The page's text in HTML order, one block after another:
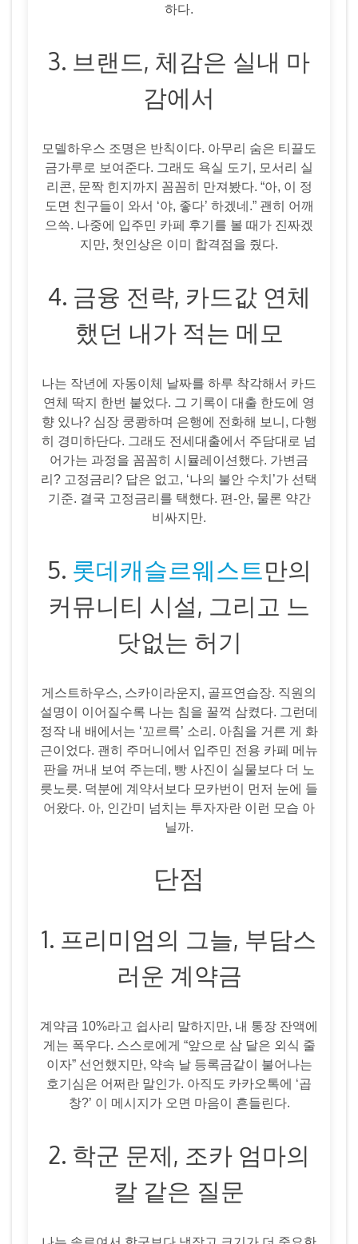
하다.
3. 브랜드, 체감은 실내 마
감에서
모델하우스 조명은 반칙이다. 아무리 숨은 티끌도
금가루로 보여준다. 그래도 욕실 도기, 모서리 실
리콘, 문짝 힌지까지 꼼꼼히 만져봤다. “아, 이 정
도면 친구들이 와서 ‘야, 좋다’ 하겠네.” 괜히 어깨
으쓱. 나중에 입주민 카페 후기를 볼 때가 진짜겠
지만, 첫인상은 이미 합격점을 줬다.
4. 금융 전략, 카드값 연체
했던 내가 적는 메모
나는 작년에 자동이체 날짜를 하루 착각해서 카드
연체 딱지 한번 붙었다. 그 기록이 대출 한도에 영
향 있나? 심장 쿵쾅하며 은행에 전화해 보니, 다행
히 경미하단다. 그래도 전세대출에서 주담대로 넘
어가는 과정을 꼼꼼히 시뮬레이션했다. 가변금
리? 고정금리? 답은 없고, ‘나의 불안 수치’가 선택
기준. 결국 고정금리를 택했다. 편-안, 물론 약간
비싸지만.
5. 롯데캐슬르웨스트만의
커뮤니티 시설, 그리고 느
닷없는 허기
게스트하우스, 스카이라운지, 골프연습장. 직원의
설명이 이어질수록 나는 침을 꿀꺽 삼켰다. 그런데
정작 내 배에서는 ‘꼬르륵’ 소리. 아침을 거른 게 화
근이었다. 괜히 주머니에서 입주민 전용 카페 메뉴
판을 꺼내 보여 주는데, 빵 사진이 실물보다 더 노
릇노릇. 덕분에 계약서보다 모카번이 먼저 눈에 들
어왔다. 아, 인간미 넘치는 투자자란 이런 모습 아
닐까.
단점
1. 프리미엄의 그늘, 부담스
러운 계약금
계약금 10%라고 쉽사리 말하지만, 내 통장 잔액에
게는 폭우다. 스스로에게 “앞으로 삼 달은 외식 줄
이자” 선언했지만, 약속 날 등록금같이 불어나는
호기심은 어쩌란 말인가. 아직도 카카오톡에 ‘곱
창?’ 이 메시지가 오면 마음이 흔들린다.
2. 학군 문제, 조카 엄마의
칼 같은 질문